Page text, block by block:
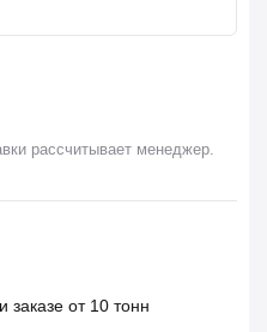
рассчитывает менеджер.
от 10 тонн